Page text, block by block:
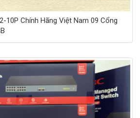
10P Chính Hãng Việt Nam 09 Cổng